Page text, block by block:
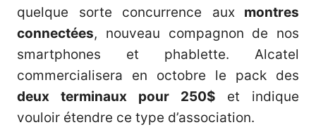
quelque sorte concurrence auxmontres
connectées, nouveau compagnon de nos
smartphones et phablette. Alcatel
commercialisera en octobre le pack des
deux terminaux pour 250$ et indique
vouloir étendre ce type d’association.